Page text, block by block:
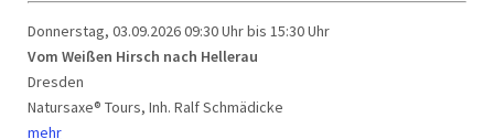
Donnerstag, 03.09.202609:30 Uhr bis 15:30 Uhr
Vom Weißen Hirsch nach Hellerau
Dresden
Natursaxe® Tours, Inh. Ralf Schmädicke
mehr